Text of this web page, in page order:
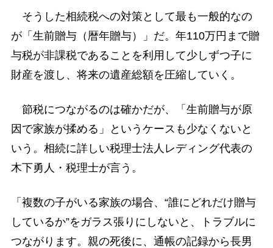
そうした相続税への対策として最も一般的なの
が「生前贈与（暦年贈与）」だ。年110万円まで贈
与税が非課税であることを利用して少しずつ子に
財産を渡し、将来の遺産総額を圧縮していく。
節税につながるのは確かだが、「生前贈与が原
因で家族が揉める」というケースも少なくないと
いう。相続に詳しい税理士法人レディング代表の
木下勇人・税理士が言う。
「複数の子がいる家族の場合、“誰にどれだけ贈与
しているか”をガラス張りにしないと、トラブルに
つながります。親の死後に、通帳の記録から長男